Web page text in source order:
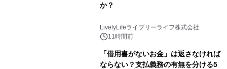
か？
LivelyLifeライブリーライフ株式会社
11時間前
「借用書がないお金」は返さなければ
ならない？支払義務の有無を分ける5